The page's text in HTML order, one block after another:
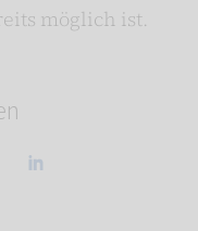
möglich ist.
Xing teilen
Auf Linkedin